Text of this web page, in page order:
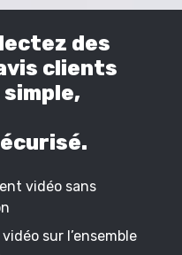
des
clients
vidéo sans
sur l’ensemble